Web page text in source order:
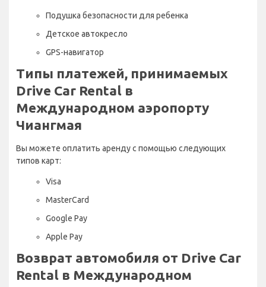
Подушка безопасности для ребенка
Детское автокресло
GPS-навигатор
Типы платежей, принимаемых
Drive Car Rental в
Международном аэропорту
Чиангмая
Вы можете оплатить аренду с помощью следующих
типов карт:
Visa
MasterCard
Google Pay
Apple Pay
Возврат автомобиля от Drive Car
Rental в Международном